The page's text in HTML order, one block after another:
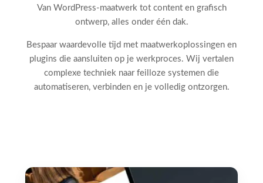
Van WordPress-maatwerk tot content en grafisch
ontwerp, alles onder één dak.
Bespaar waardevolle tijd met maatwerkoplossingen en
plugins die aansluiten op je werkproces. Wij vertalen
complexe techniek naar feilloze systemen die
automatiseren, verbinden en je volledig ontzorgen.